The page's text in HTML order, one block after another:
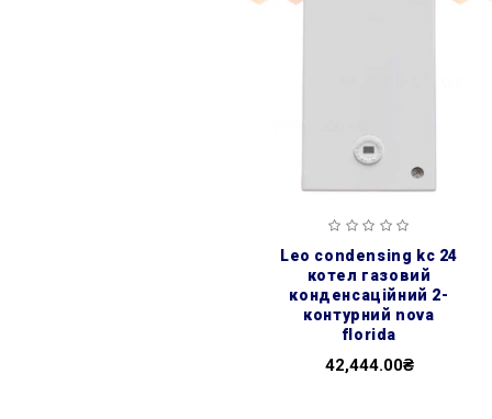
leo condensing kc 24
котел газовий
конденсаційний 2-
контурний nova
florida
42,444.00₴